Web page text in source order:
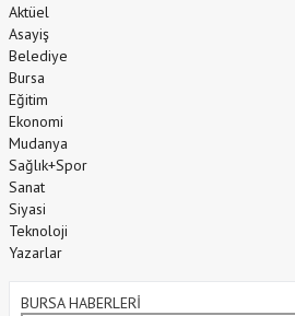
Aktüel
Asayiş
Belediye
Bursa
Eğitim
Ekonomi
Mudanya
Sağlık+Spor
Sanat
Siyasi
Teknoloji
Yazarlar
BURSA HABERLERİ